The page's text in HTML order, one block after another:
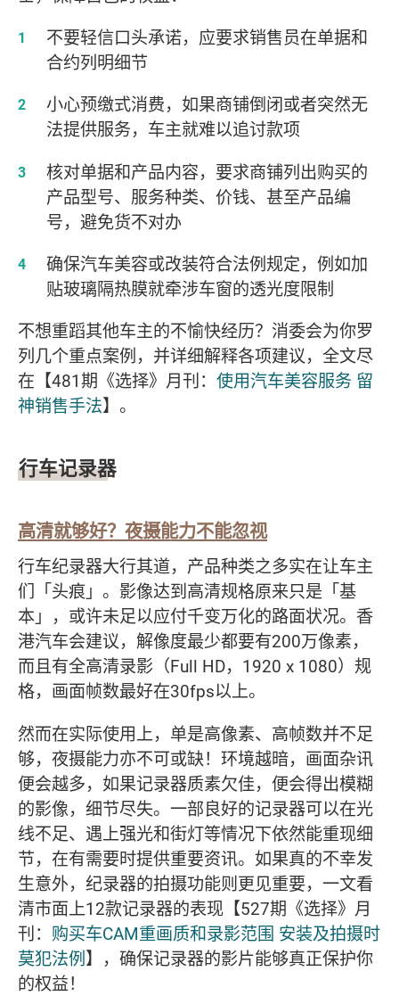
不要轻信口头承诺，应要求销售员在单据和
合约列明细节
小心预缴式消费，如果商铺倒闭或者突然无
法提供服务，车主就难以追讨款项
核对单据和产品内容，要求商铺列出购买的
产品型号、服务种类、价钱、甚至产品编
号，避免货不对办
确保汽车美容或改装符合法例规定，例如加
贴玻璃隔热膜就牵涉车窗的透光度限制
不想重蹈其他车主的不愉快经历？消委会为你罗
列几个重点案例，并详细解释各项建议，全文尽
在【481期《选择》月刊： 使用汽车美容服务 留
神销售手法】。
行车记录器
高清就够好？夜摄能力不能忽视
行车纪录器大行其道，产品种类之多实在让车主
们「头痕」。影像达到高清规格原来只是「基
本」，或许未足以应付千变万化的路面状况。香
港汽车会建议，解像度最少都要有200万像素，
而且有全高清录影（Full HD，1920 x 1080）规
格，画面帧数最好在30fps以上。
然而在实际使用上，单是高像素、高帧数并不足
够，夜摄能力亦不可或缺！环境越暗，画面杂讯
便会越多，如果记录器质素欠佳，便会得出模糊
的影像，细节尽失。一部良好的记录器可以在光
线不足、遇上强光和街灯等情况下依然能重现细
节，在有需要时提供重要资讯。如果真的不幸发
生意外，纪录器的拍摄功能则更见重要，一文看
清市面上12款记录器的表现【527期《选择》月
刊： 购买车CAM重画质和录影范围 安装及拍摄时
莫犯法例】，确保记录器的影片能够真正保护你
的权益！